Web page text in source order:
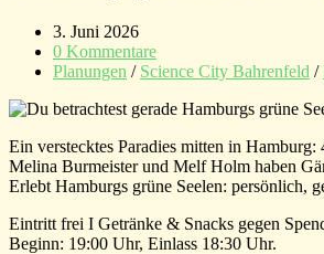
Beitrag
veröffentlicht:
3. Juni 2026
Beitrags-
Kommentare:
0 Kommentare
Beitrags-
Planungen / Science City Bahrenfeld /
Ein verstecktes Paradies mitten in
Melina Burmeister und Melf Holm haben
Erlebt Hamburgs grüne Seelen: persönlich,
Eintritt frei I Getränke & Snacks gegen
Beginn: 19:00 Uhr, Einlass 18:30 Uhr.